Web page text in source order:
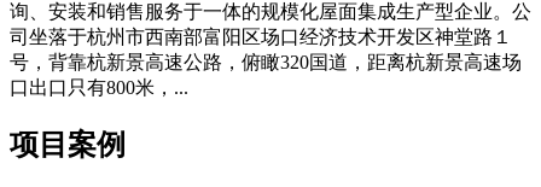
询、安装和销售服务于一体的规模化屋面集成生产型企业。公
司坐落于杭州市西南部富阳区场口经济技术开发区神堂路１
号，背靠杭新景高速公路，俯瞰320国道，距离杭新景高速场
口出口只有800米，...
项目案例